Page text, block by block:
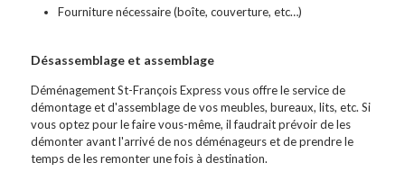
Fourniture nécessaire (boîte, couverture, etc…)
Désassemblage et assemblage
Déménagement St-François Express vous offre le service de
démontage et d'assemblage de vos meubles, bureaux, lits, etc. Si
vous optez pour le faire vous-même, il faudrait prévoir de les
démonter avant l'arrivé de nos déménageurs et de prendre le
temps de les remonter une fois à destination.